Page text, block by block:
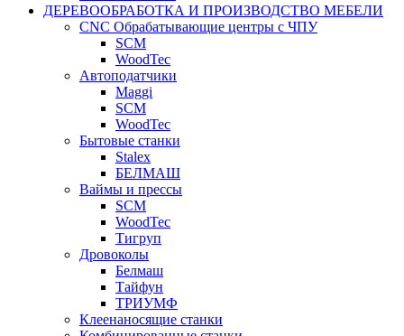
ДЕРЕВООБРАБОТКА И ПРОИЗВОДСТВО МЕБЕЛИ
CNC Обрабатывающие центры с ЧПУ
SCM
WoodTec
Автоподатчики
Maggi
SCM
WoodTec
Бытовые станки
Stalex
БЕЛМАШ
Ваймы и прессы
SCM
WoodTec
Тигруп
Дровоколы
Белмаш
Тайфун
ТРИУМФ
Клеенаносящие станки